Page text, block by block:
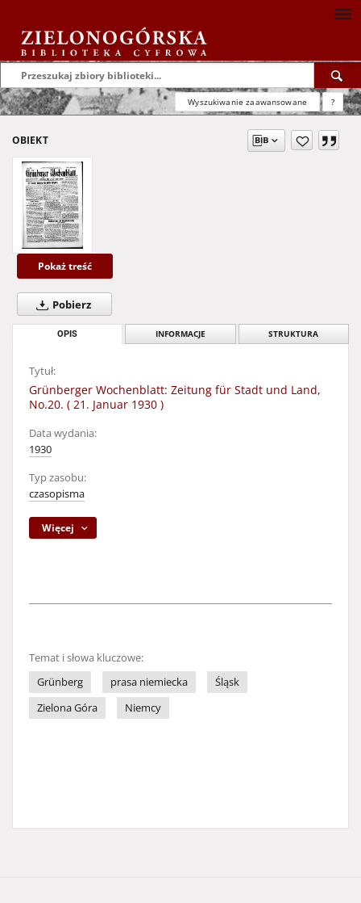
Wyszukiwanie zaawansowane ?
OBIEKT
Pokaż treść
Pobierz
OPIS INFORMACJE STRUKTURA
Tytuł:
Grünberger Wochenblatt: Zeitung für Stadt und Land,
No.20. ( 21. Januar 1930 )
Data wydania:
1930
Typ zasobu:
czasopisma
Więcej
Temat i słowa kluczowe:
Grünberg
prasa niemiecka
Śląsk
Zielona Góra
Niemcy